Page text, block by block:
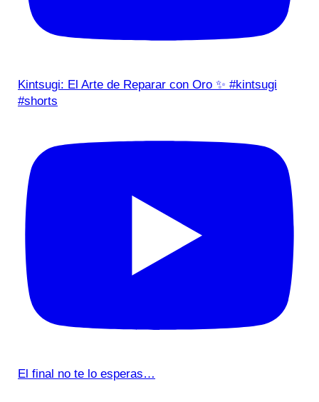
Kintsugi: El Arte de Reparar con Oro ✨ #kintsugi
#shorts
El final no te lo esperas…